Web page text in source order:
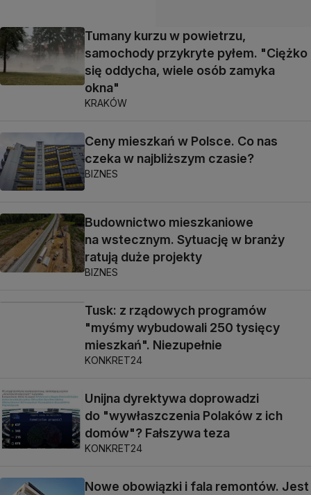
Tumany kurzu w powietrzu,
samochody przykryte pyłem. "Ciężko
się oddycha, wiele osób zamyka
okna"
KRAKÓW
Ceny mieszkań w Polsce. Co nas
czeka w najbliższym czasie?
BIZNES
Budownictwo mieszkaniowe
na wstecznym. Sytuację w branży
ratują duże projekty
BIZNES
Tusk: z rządowych programów
"myśmy wybudowali 250 tysięcy
mieszkań". Niezupełnie
KONKRET24
Unijna dyrektywa doprowadzi
do "wywłaszczenia Polaków z ich
domów"? Fałszywa teza
KONKRET24
Nowe obowiązki i fala remontów. Jest